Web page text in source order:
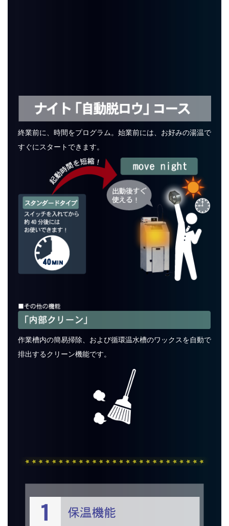
終業前に、時間をプログラム。始業前には、お好みの湯温で
すぐにスタートできます。
作業槽内の簡易掃除、および循環温水槽のワックスを自動で
排出するクリーン機能です。